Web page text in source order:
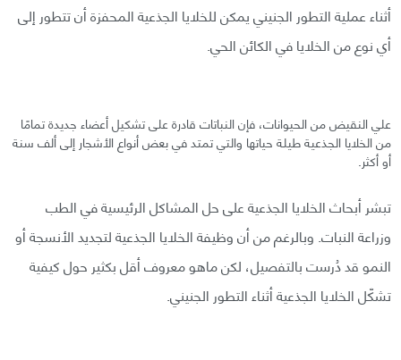
أثناء عملية التطور الجنيني يمكن للخلايا الجذعية المحفزة أن تتطور إلى
أي نوع من الخلايا في الكائن الحي.
علي النقيض من الحيوانات، فإن النباتات قادرة على تشكيل أعضاء جديدة تمامًا
من الخلايا الجذعية طيلة حياتها والتي تمتد في بعض أنواع الأشجار إلى ألف سنة
أو أكثر.
تبشر أبحاث الخلايا الجذعية على حل المشاكل الرئيسية في الطب
وزراعة النبات. وبالرغم من أن وظيفة الخلايا الجذعية لتجديد الأنسجة أو
النمو قد دُرست بالتفصيل، لكن ماهو معروف أقل بكثير حول كيفية
تشكّل الخلايا الجذعية أثناء التطور الجنيني.